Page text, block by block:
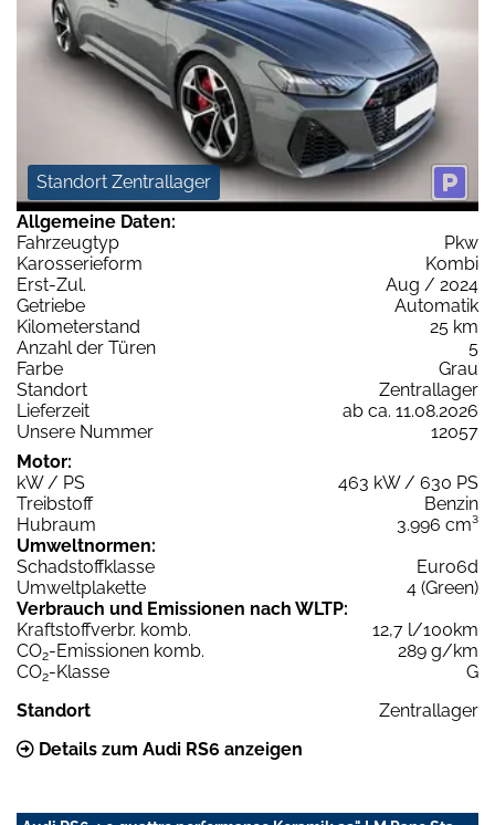
Standort Zentrallager
Allgemeine Daten:
Fahrzeugtyp
Pkw
Karosserieform
Kombi
Erst-Zul.
Aug / 2024
Getriebe
Automatik
Kilometerstand
25 km
Anzahl der Türen
5
Farbe
Grau
Standort
Zentrallager
Lieferzeit
ab ca. 11.08.2026
Unsere Nummer
12057
Motor:
kW / PS
463 kW / 630 PS
Treibstoff
Benzin
Hubraum
3.996 cm³
Umweltnormen:
Schadstoffklasse
Euro6d
Umweltplakette
4 (Green)
Verbrauch und Emissionen nach WLTP:
Kraftstoffverbr. komb.
12,7 l/100km
CO2-Emissionen komb.
289 g/km
CO2-Klasse
G
Standort
Zentrallager
Details zum Audi RS6 anzeigen